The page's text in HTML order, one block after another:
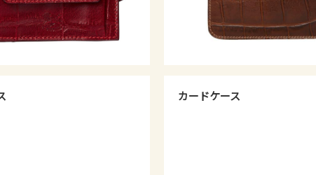
カードケース